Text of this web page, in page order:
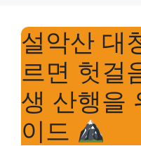
설악산 대
르면 헛걸
생 산행을
이드